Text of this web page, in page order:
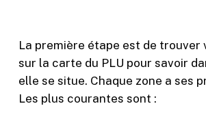
La première étape est de trouver
sur la carte du PLU pour savoir
elle se situe. Chaque zone a ses
Les plus courantes sont :